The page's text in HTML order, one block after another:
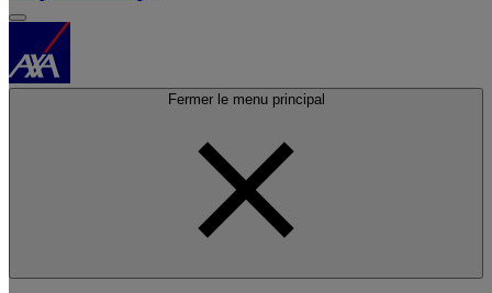
Fermer le menu principal